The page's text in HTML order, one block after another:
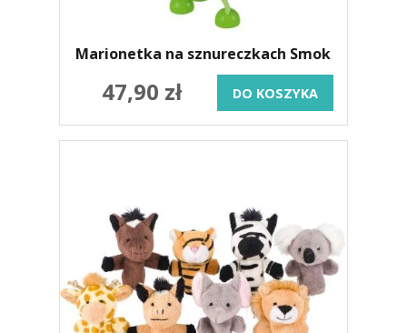
Marionetka na sznureczkach Smok
47,90 zł DO KOSZYKA